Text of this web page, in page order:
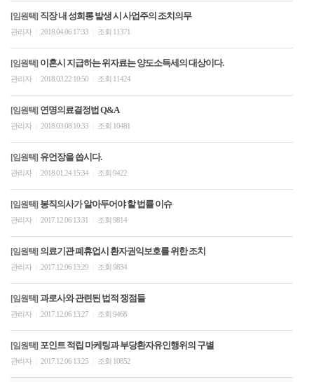
[임원택] 직장 내 성희롱 발생 시 사업주의 조치의무
관리자 2018.04.06 17:33 조회 11371
[임원택] 이혼시 지급하는 위자료는 양도소득세의 대상이다.
관리자 2018.03.22 10:50 조회 11424
[임원택] 연명의료결정법 Q&A
관리자 2018.03.08 10:33 조회 10481
[임원택] 유언장을 씁시다.
관리자 2018.01.24 15:34 조회 9422
[임원택] 봉직의사가 알아두어야 할 법률 이슈
관리자 2017.12.06 13:31 조회 9814
[임원택] 의료기관 폐휴업시 환자권익보호를 위한 조치
관리자 2017.12.06 13:29 조회 9834
[임원택] 과로사와 관련된 법적 쟁점들
관리자 2017.12.06 13:27 조회 9468
[임원택] 포인트 적립 마케팅과 부당환자유인행위의 구별
관리자 2017.12.06 13:25 조회 10852